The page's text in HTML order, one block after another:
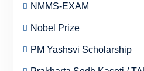
NMMS-EXAM
Nobel Prize
PM Yashsvi Scholarship